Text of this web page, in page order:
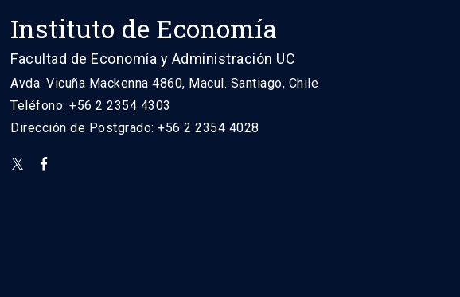
Instituto de Economía
Facultad de Economía y Administración UC
Avda. Vicuña Mackenna 4860, Macul. Santiago, Chile
Teléfono: +56 2 2354 4303
Dirección de Postgrado: +56 2 2354 4028